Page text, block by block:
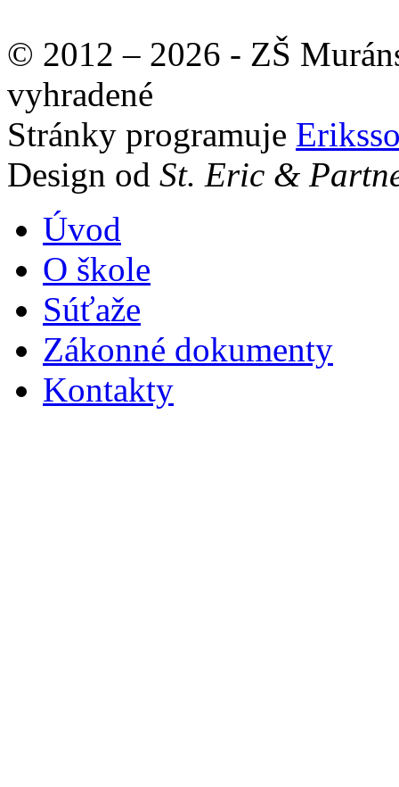
© 2012 – 2026 - ZŠ
vyhradené
Stránky programuje
Design od St. Eric &
Úvod
O škole
Súťaže
Zákonné dokumenty
Kontakty